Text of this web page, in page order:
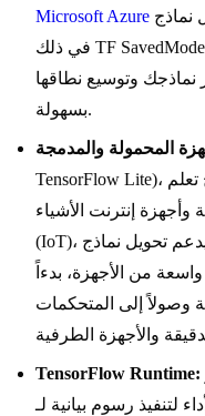
Microsoft Azure
في ذلك TF SavedModels. توفر هذه الخدمات بنية تحتية قابلة
وتوسيع نطاقها
بسهولة.
TensorFlow Lite)، وهو حل خفيف الوزن لتشغيل نماذج تعلم
وأجهزة إنترنت الأشياء
(IoT)، يدعم تحويل نماذج TF SavedModels إلى صيغة LiteRT.
من الأجهزة، بدءاً
وصولاً إلى المتحكمات
TensorFlow Runtime: